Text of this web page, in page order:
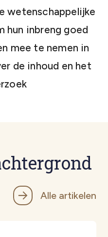
wetenschappelijke
hun inbreng goed
mee te nemen in
de inhoud en het
Alle artikelen